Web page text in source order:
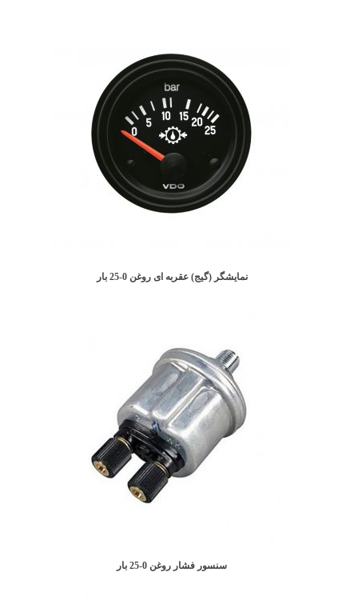
نمایشگر (گیج) عقربه ای روغن 0-25 بار
سنسور فشار روغن 0-25 بار